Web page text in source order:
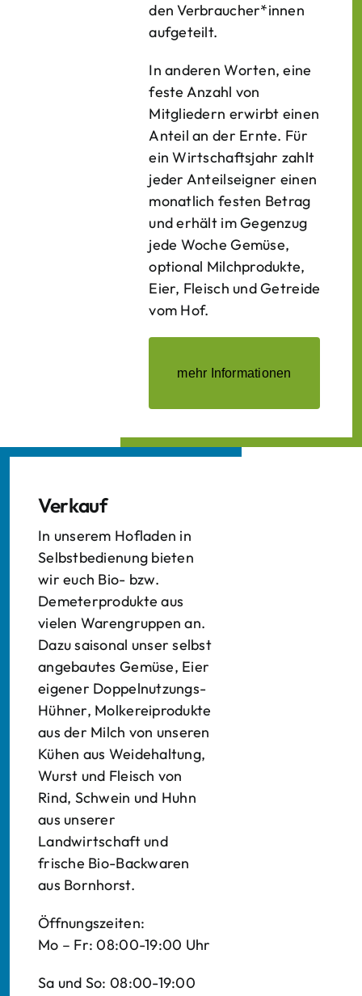
den Verbraucher*­innen
aufgeteilt.
In anderen Worten, eine
feste Anzahl von
Mitgliedern erwirbt einen
Anteil an der Ernte. Für
ein Wirtschaftsjahr zahlt
jeder Anteilseigner einen
monatlich festen Betrag
und erhält im Gegenzug
jede Woche Gemüse,
optional Milchprodukte,
Eier, Fleisch und Getreide
vom Hof.
mehr Informationen
Verkauf
In unserem Hofladen in
Selbstbedienung bieten
wir euch Bio- bzw.
Demeterprodukte aus
vielen Warengruppen an.
Dazu saisonal unser selbst
angebautes Gemüse, Eier
eigener Doppelnutzungs-
Hühner, Molkereiprodukte
aus der Milch von unseren
Kühen aus Weidehaltung,
Wurst und Fleisch von
Rind, Schwein und Huhn
aus unserer
Landwirtschaft und
frische Bio-Backwaren
aus Bornhorst.
Öffnungszeiten:
Mo – Fr: 08:00-19:00 Uhr
Sa und So: 08:00-19:00